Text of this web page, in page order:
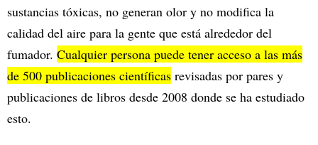
sustancias tóxicas, no generan olor y no modifica la
calidad del aire para la gente que está alrededor del
fumador. Cualquier persona puede tener acceso a las más
de 500 publicaciones científicas revisadas por pares y
publicaciones de libros desde 2008 donde se ha estudiado
esto.